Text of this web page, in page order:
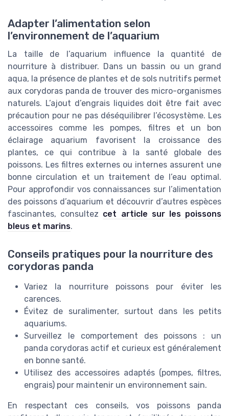
Adapter l’alimentation selon
l’environnement de l’aquarium
La taille de l’aquarium influence la quantité de
nourriture à distribuer. Dans un bassin ou un grand
aqua, la présence de plantes et de sols nutritifs permet
aux corydoras panda de trouver des micro-organismes
naturels. L’ajout d’engrais liquides doit être fait avec
précaution pour ne pas déséquilibrer l’écosystème. Les
accessoires comme les pompes, filtres et un bon
éclairage aquarium favorisent la croissance des
plantes, ce qui contribue à la santé globale des
poissons. Les filtres externes ou internes assurent une
bonne circulation et un traitement de l’eau optimal.
Pour approfondir vos connaissances sur l’alimentation
des poissons d’aquarium et découvrir d’autres espèces
fascinantes, consultez cet article sur les poissons
bleus et marins.
Conseils pratiques pour la nourriture des
corydoras panda
Variez la nourriture poissons pour éviter les
carences.
Évitez de suralimenter, surtout dans les petits
aquariums.
Surveillez le comportement des poissons : un
panda corydoras actif et curieux est généralement
en bonne santé.
Utilisez des accessoires adaptés (pompes, filtres,
engrais) pour maintenir un environnement sain.
En respectant ces conseils, vos poissons panda